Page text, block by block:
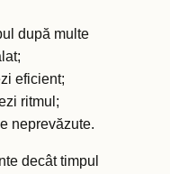
după multe
eficient;
ritmul;
neprevăzute.
decât timpul